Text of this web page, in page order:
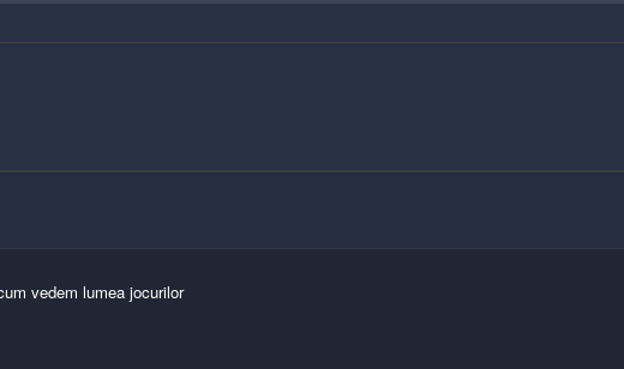
vedem lumea jocurilor